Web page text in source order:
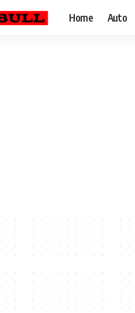
Home Auto